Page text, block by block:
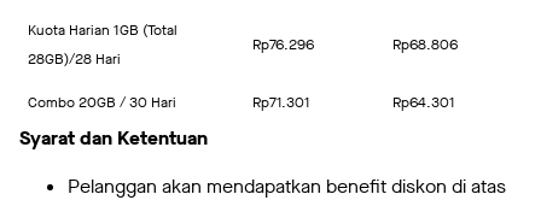
Kuota Harian 1GB (Total
28GB)/28 Hari
Rp76.296 Rp68.806
Combo 20GB / 30 Hari Rp71.301 Rp64.301
Syarat dan Ketentuan
Pelanggan akan mendapatkan benefit diskon di atas